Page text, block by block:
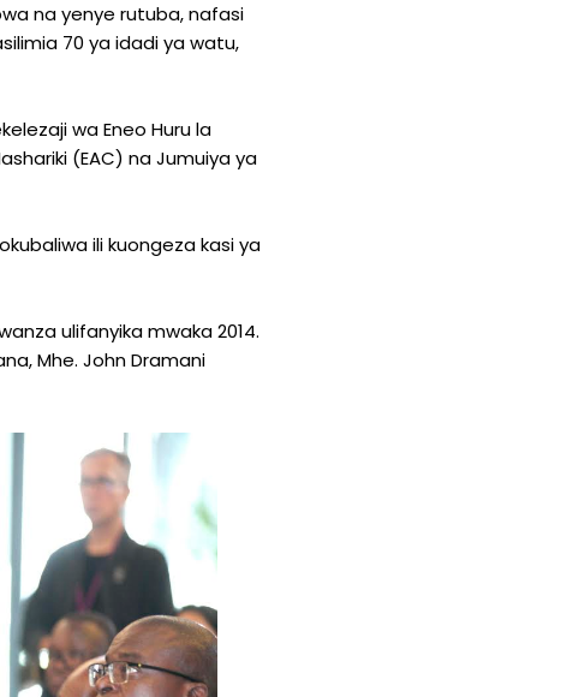
na yenye rutuba, nafasi
70 ya idadi ya watu,
wa Eneo Huru la
(EAC) na Jumuiya ya
ili kuongeza kasi ya
ulifanyika mwaka 2014.
Mhe. John Dramani